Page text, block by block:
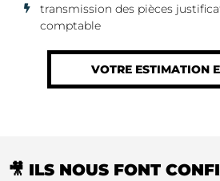
transmission des pièces
comptable
VOTRE ESTIMATION
🎥 ILS NOUS FONT